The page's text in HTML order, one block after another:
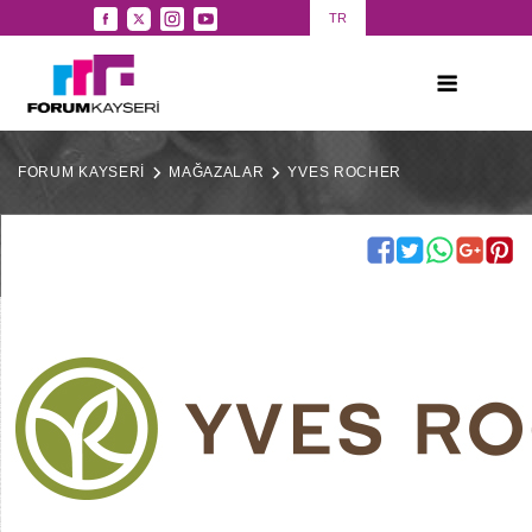
TR
FORUM KAYSERİ MAĞAZALAR YVES ROCHER